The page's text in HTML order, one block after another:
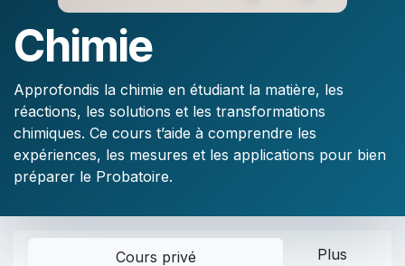
Chimie
Approfondis la chimie en étudiant la matière, les
réactions, les solutions et les transformations
chimiques. Ce cours t’aide à comprendre les
expériences, les mesures et les applications pour bien
préparer le Probatoire.
Cours privé
Plus